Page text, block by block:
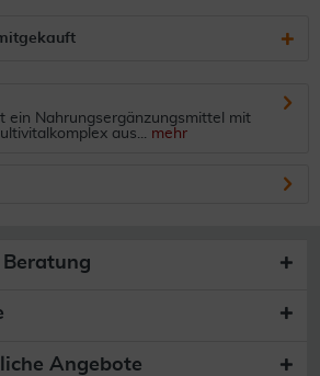
ein Nahrungsergänzungsmittel mit
aus... mehr
Beratung
Angebote